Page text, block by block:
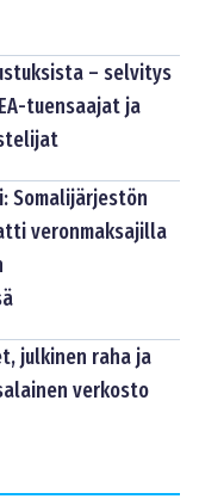
– selvitys
tuensaajat ja
Somalijärjestön
veronmaksajilla
julkinen raha ja
verkosto